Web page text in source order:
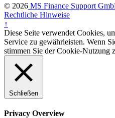
© 2026 MS Finance Support
Rechtliche Hinweise
↑
Diese Seite verwendet Cookies,
Service zu gewährleisten. Wenn
stimmen Sie der Cookie-Nutzung
Schließen
Privacy Overview